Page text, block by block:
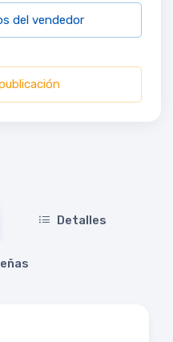
del vendedor
Detalles